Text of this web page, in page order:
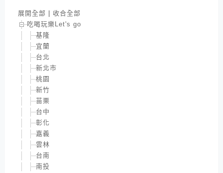
展開全部
收合全部
吃喝玩樂Let's go
基隆
宜蘭
台北
新北市
桃園
新竹
苗栗
台中
彰化
嘉義
雲林
台南
南投